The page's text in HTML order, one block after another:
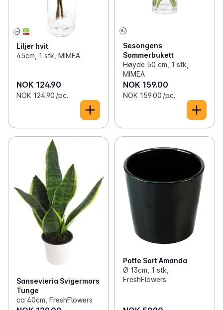
Liljer hvit
45cm, 1 stk, MIMEA
NOK 124.90
NOK 124.90 /pc.
Sesongens
Sommerbukett
Høyde 50 cm, 1 stk,
MIMEA
NOK 159.00
NOK 159.00 /pc.
Sansevieria Svigermors
Tunge
ca 40cm, FreshFlowers
Potte Sort Amanda
Ø 13cm, 1 stk,
FreshFlowers